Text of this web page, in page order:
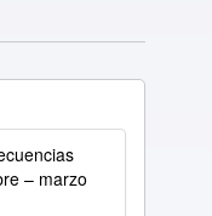
– marzo